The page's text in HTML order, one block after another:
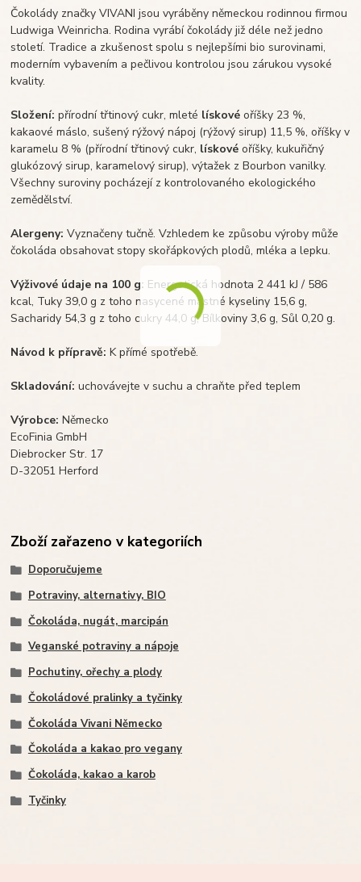
Čokolády značky VIVANI jsou vyráběny německou rodinnou firmou
Ludwiga Weinricha. Rodina vyrábí čokolády již déle než jedno
století. Tradice a zkušenost spolu s nejlepšími bio surovinami,
moderním vybavením a pečlivou kontrolou jsou zárukou vysoké
kvality.
Složení: přírodní třtinový cukr, mleté lískovéoříšky 23 %,
kakaové máslo, sušený rýžový nápoj (rýžový sirup) 11,5 %, oříšky v
karamelu 8 % (přírodní třtinový cukr, lískovéoříšky, kukuřičný
glukózový sirup, karamelový sirup), výtažek z Bourbon vanilky.
Všechny suroviny pocházejí z kontrolovaného ekologického
zemědělství.
Alergeny: Vyznačeny tučně. Vzhledem ke způsobu výroby může
čokoláda obsahovat stopy skořápkových plodů, mléka a lepku.
Výživové údaje na 100 g: Energetická hodnota 2 441 kJ / 586
kcal, Tuky 39,0 g z toho nasycené mastné kyseliny 15,6 g,
Sacharidy 54,3 g z toho cukry 44,0 g, Bílkoviny 3,6 g, Sůl 0,20 g.
Návod k přípravě:K přímé spotřebě.
Skladování:uchovávejte v suchu a chraňte před teplem
Výrobce:Německo
EcoFinia GmbH
Diebrocker Str. 17
D-32051 Herford
Zboží zařazeno v kategoriích
Doporučujeme
Potraviny, alternativy, BIO
Čokoláda, nugát, marcipán
Veganské potraviny a nápoje
Pochutiny, ořechy a plody
Čokoládové pralinky a tyčinky
Čokoláda Vivani Německo
Čokoláda a kakao pro vegany
Čokoláda, kakao a karob
Tyčinky